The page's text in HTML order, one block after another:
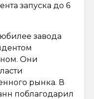
запуска до 6
завода
Они
рынка. В
поблагодарил